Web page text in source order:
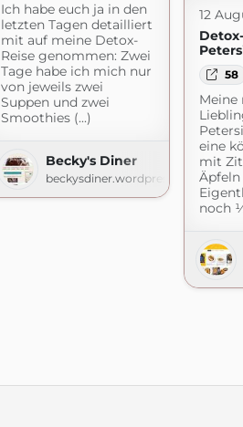
Ich habe euch ja in den
letzten Tagen detailliert
mit auf meine Detox-
Reise genommen: Zwei
Tage habe ich mich nur
von jeweils zwei
Suppen und zwei
Smoothies (...)
Becky's Diner
beckysdiner.wordpress.com
12
58
Meine
eine
mit
Äpfeln
noch